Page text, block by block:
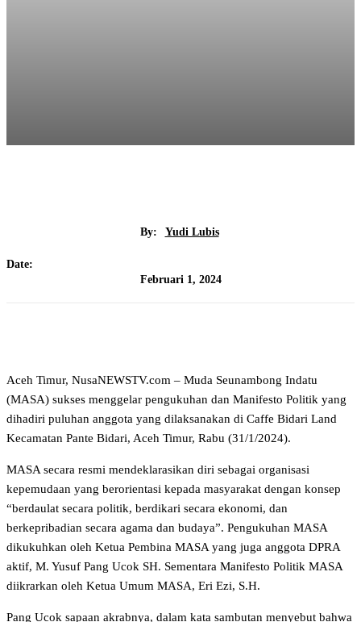
By: Yudi Lubis
Date:
Februari 1, 2024
Aceh Timur, NusaNEWSTV.com – Muda Seunambong Indatu
(MASA) sukses menggelar pengukuhan dan Manifesto Politik yang
dihadiri puluhan anggota yang dilaksanakan di Caffe Bidari Land
Kecamatan Pante Bidari, Aceh Timur, Rabu (31/1/2024).
MASA secara resmi mendeklarasikan diri sebagai organisasi
kepemudaan yang berorientasi kepada masyarakat dengan konsep
“berdaulat secara politik, berdikari secara ekonomi, dan
berkepribadian secara agama dan budaya”. Pengukuhan MASA
dikukuhkan oleh Ketua Pembina MASA yang juga anggota DPRA
aktif, M. Yusuf Pang Ucok SH. Sementara Manifesto Politik MASA
diikrarkan oleh Ketua Umum MASA, Eri Ezi, S.H.
Pang Ucok sapaan akrabnya, dalam kata sambutan menyebut bahwa